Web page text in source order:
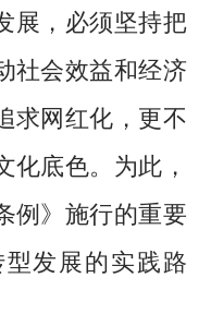
，必须坚持把
社会效益和经济
求网红化，更不
化底色。为此，
例》施行的重要
发展的实践路